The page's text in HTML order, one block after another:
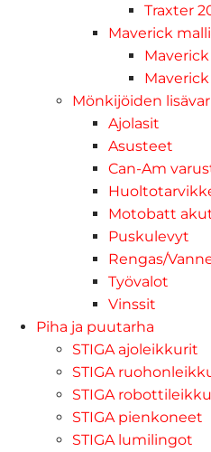
Traxter
Maverick
Mönkijöiden
Ajolasit
Asusteet
Can-Am
Motobatt
Puskulevyt
Rengas/
Työvalot
Vinssit
Piha ja puutarha
STIGA ajoleikkurit
STIGA
STIGA
STIGA pienkoneet
STIGA lumilingot